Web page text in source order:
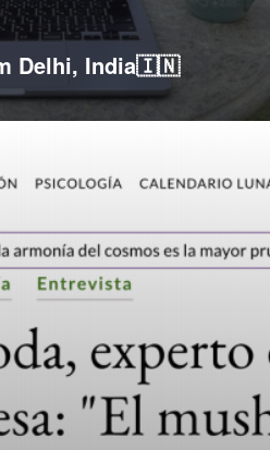
Delhi, India🇮🇳